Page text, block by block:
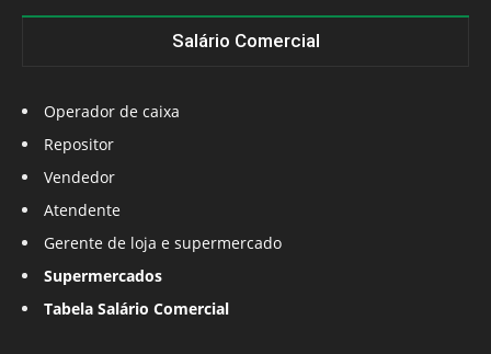
Salário Comercial
Operador de caixa
Repositor
Vendedor
Atendente
Gerente de loja e supermercado
Supermercados
Tabela Salário Comercial